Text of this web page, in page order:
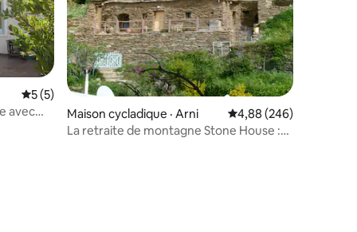
Note moyenne de 5 sur 5, 5 commentaires
5 (5)
avec
Maison cycladique · Arni Note moyenne de
4,88 (246)
La retraite de montagne Stone House :